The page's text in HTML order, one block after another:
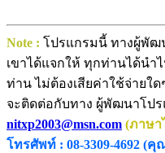
Note : โปรแกรมนี้ ทางผู้พัฒน
เขาได้แจกให้ ทุกท่านได้นำ
ท่าน ไม่ต้องเสียค่าใช้จ่ายใ
จะติดต่อกับทาง ผู้พัฒนาโป
nitxp2003@msn.com (ภาษา
โทรศัพท์ : 08-3309-4692 (